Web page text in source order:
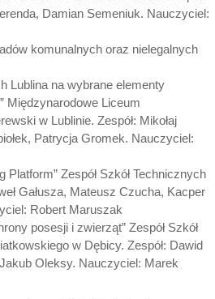
Damian Semeniuk. Nauczyciel:
komunalnych oraz nielegalnych
Lublina na wybrane elementy
Międzynarodowe Liceum
w Lublinie. Zespół: Mikołaj
Patrycja Gromek. Nauczyciel:
Platform” Zespół Szkół Technicznych
Gałusza, Mateusz Czucha, Kacper
Robert Maruszak
posesji i zwierząt” Zespół Szkół
w Dębicy. Zespół: Dawid
Oleksy. Nauczyciel: Marek